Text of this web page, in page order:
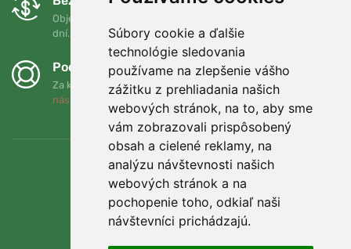
Súbory cookie a ďalšie
technológie sledovania
používame na zlepšenie vášho
zážitku z prehliadania našich
webových stránok, na to, aby sme
vám zobrazovali prispôsobený
obsah a cielené reklamy, na
analýzu návštevnosti našich
webových stránok a na
pochopenie toho, odkiaľ naši
návštevníci prichádzajú.
Objednávku môžete kedykoľvek vrátiť alebo vymeniť do 90
dní.
Podporujeme Trees.org
Za každú objednávku zasadíme strom! Prečítajte si viac
nás